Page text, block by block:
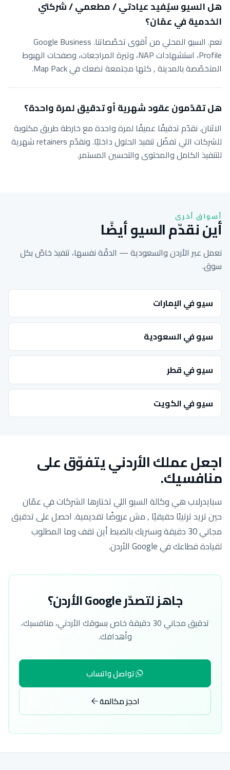
هل السيو سيُفيد عيادتي / مطعمي / شركتي
الخدمية في عمّان؟
نعم. السيو المحلي من أقوى تخصّصاتنا. Google Business
Profile، استشهادات NAP، وتيرة المراجعات، وصفحات الهبوط
المتخصّصة بالمدينة , كلها مجتمعة تضعك في Map Pack.
هل تقدّمون عقود شهرية أو تدقيق لمرة واحدة؟
الاثنان. نقدّم تدقيقًا عميقًا لمرة واحدة مع خارطة طريق مكتوبة
للشركات اللي تفضّل تنفيذ الحلول داخليًا. ونقدّم retainers شهرية
للتنفيذ الكامل والمحتوى والتحسين المستمر.
أسواق أخرى
أين نقدّم السيو أيضًا
نعمل عبر الأردن والسعودية — الدقّة نفسها، تنفيذ خاصّ بكل
سوق.
سيو في الإمارات
سيو في السعودية
سيو في قطر
سيو في الكويت
اجعل عملك الأردني يتفوّق على
منافسيك.
سبايدرلاب هي وكالة السيو اللي تختارها الشركات في عمّان
حين تريد ترتيبًا حقيقيًا , مش عروضًا تقديمية. احصل على تدقيق
مجاني 30 دقيقة وسنريك بالضبط أين تقف وما المطلوب
لقيادة قطاعك في Google الأردن.
جاهز لتصدّر Google الأردن؟
تدقيق مجاني 30 دقيقة خاص بسوقك الأردني، منافسيك،
وأهدافك.
تواصل واتساب
احجز مكالمة